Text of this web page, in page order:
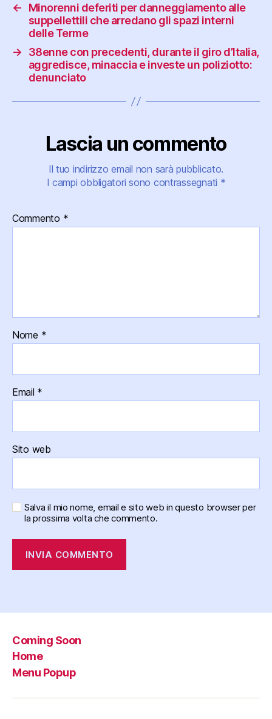
←
Minorenni deferiti per danneggiamento alle
suppellettili che arredano gli spazi interni
delle Terme
→
38enne con precedenti, durante il giro d’Italia,
aggredisce, minaccia e investe un poliziotto:
denunciato
Lascia un commento
Il tuo indirizzo email non sarà pubblicato.
I campi obbligatori sono contrassegnati *
Commento *
Nome *
Email *
Sito web
Salva il mio nome, email e sito web in questo browser per
la prossima volta che commento.
Coming Soon
Home
Menu Popup